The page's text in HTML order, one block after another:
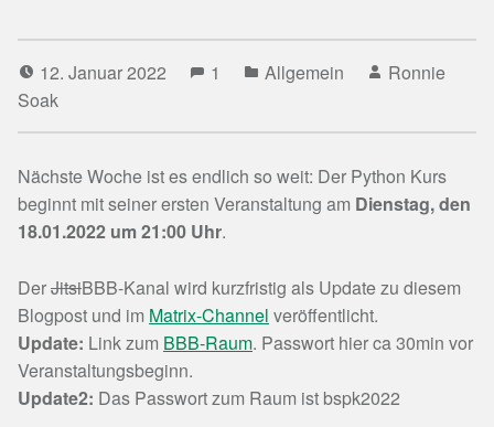
12. Januar 2022 1 Allgemein
Ronnie
Soak
Nächste Woche ist es endlich so weit: Der Python Kurs
beginnt mit seiner ersten Veranstaltung am Dienstag, den
18.01.2022 um 21:00 Uhr.
DerJitsiBBB-Kanal wird kurzfristig als Update zu diesem
Blogpost und im Matrix-Channel veröffentlicht.
Update: Link zum BBB-Raum. Passwort hier ca 30min vor
Veranstaltungsbeginn.
Update2: Das Passwort zum Raum ist bspk2022